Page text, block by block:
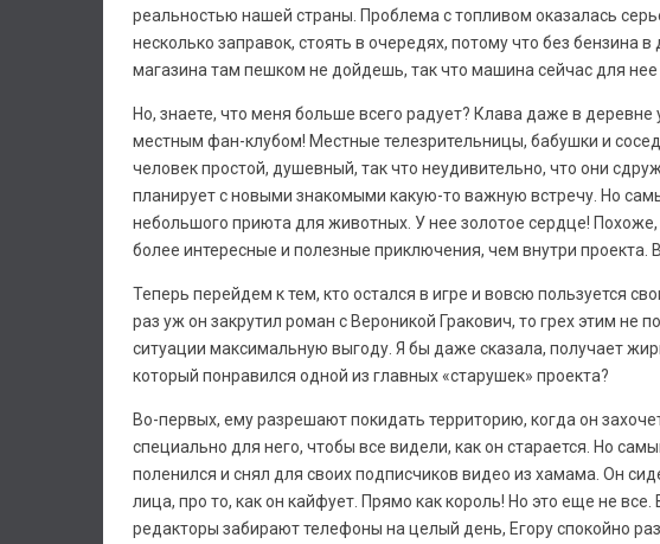
реальностью нашей страны. Проблема с топливом оказалась
несколько заправок, стоять в очередях, потому что без бензина
магазина там пешком не дойдешь, так что машина сейчас для
Но, знаете, что меня больше всего радует? Клава даже в
местным фан-клубом! Местные телезрительницы, бабушки и
человек простой, душевный, так что неудивительно, что они
планирует с новыми знакомыми какую-то важную встречу. Но
небольшого приюта для животных. У нее золотое сердце!
более интересные и полезные приключения, чем внутри
Теперь перейдем к тем, кто остался в игре и вовсю пользуется
раз уж он закрутил роман с Вероникой Гракович, то грех этим не
ситуации максимальную выгоду. Я бы даже сказала, получает
который понравился одной из главных «старушек» проекта?
Во-первых, ему разрешают покидать территорию, когда он
специально для него, чтобы все видели, как он старается. Но
поленился и снял для своих подписчиков видео из хамама. Он
лица, про то, как он кайфует. Прямо как король! Но это еще не
редакторы забирают телефоны на целый день, Егору спокойно